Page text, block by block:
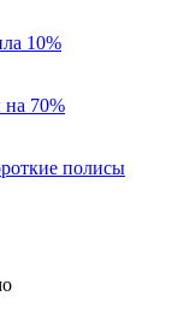
10%
70%
полисы